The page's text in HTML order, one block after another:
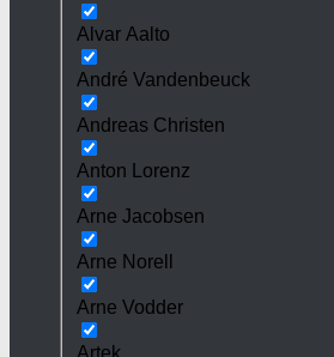
Alvar Aalto
André Vandenbeuck
Andreas Christen
Anton Lorenz
Arne Jacobsen
Arne Norell
Arne Vodder
Artek